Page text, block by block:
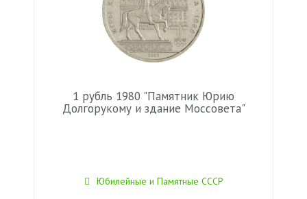
1 рубль 1980 "Памятник Юрию
Долгорукому и здание Моссовета"
Юбилейные и Памятные СССР